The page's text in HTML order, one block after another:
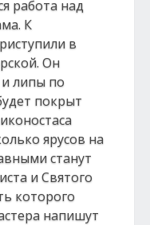
работа над
К
в
Он
и липы по
покрыт
ярусов на
станут
и Святого
которого
напишут